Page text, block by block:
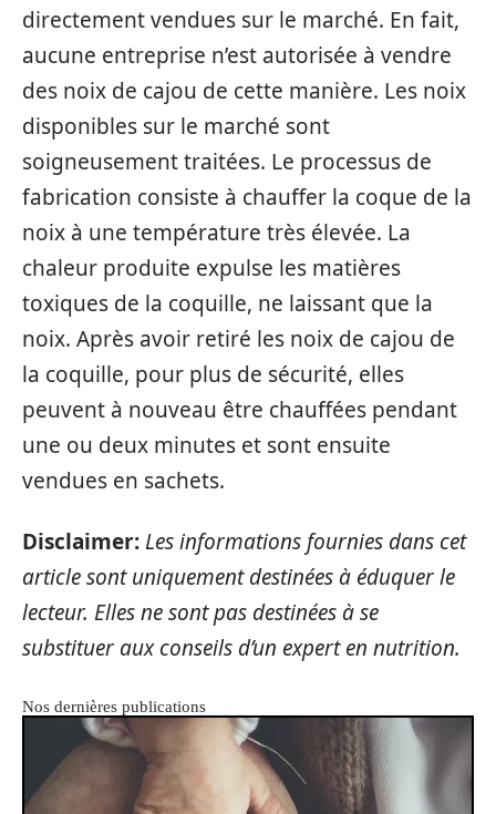
directement vendues sur le marché. En fait,
aucune entreprise n’est autorisée à vendre
des noix de cajou de cette manière. Les noix
disponibles sur le marché sont
soigneusement traitées. Le processus de
fabrication consiste à chauffer la coque de la
noix à une température très élevée. La
chaleur produite expulse les matières
toxiques de la coquille, ne laissant que la
noix. Après avoir retiré les noix de cajou de
la coquille, pour plus de sécurité, elles
peuvent à nouveau être chauffées pendant
une ou deux minutes et sont ensuite
vendues en sachets.
Disclaimer:Les informations fournies dans cet
article sont uniquement destinées à éduquer le
lecteur. Elles ne sont pas destinées à se
substituer aux conseils d’un expert en nutrition.
Nos dernières publications